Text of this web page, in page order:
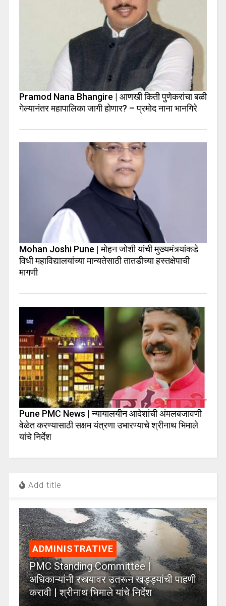
Pramod Nana Bhangire | आणखी किती पुणेकरांचा बळी
गेल्यानंतर महापालिका जागी होणार? – प्रमोद नाना भानगिरे
Mohan Joshi Pune | मोहन जोशी यांची मुख्यमंत्र्यांकडे
विधी महाविद्यालयांच्या मान्यतेसाठी तातडीच्या हस्तक्षेपाची
मागणी
Pune PMC News | न्यायालयीन आदेशांची अंमलबजावणी
वेळेत करण्यासाठी सक्षम यंत्रणा उभारण्याचे श्रीनाथ भिमाले
यांचे निर्देश
Add title
ADMINISTRATIVE
PMC Standing Committee |
अधिकाऱ्यांनी रस्त्यावर उतरून खड्ड्यांची पाहणी
करावी | श्रीनाथ भिमाले यांचे निर्देश